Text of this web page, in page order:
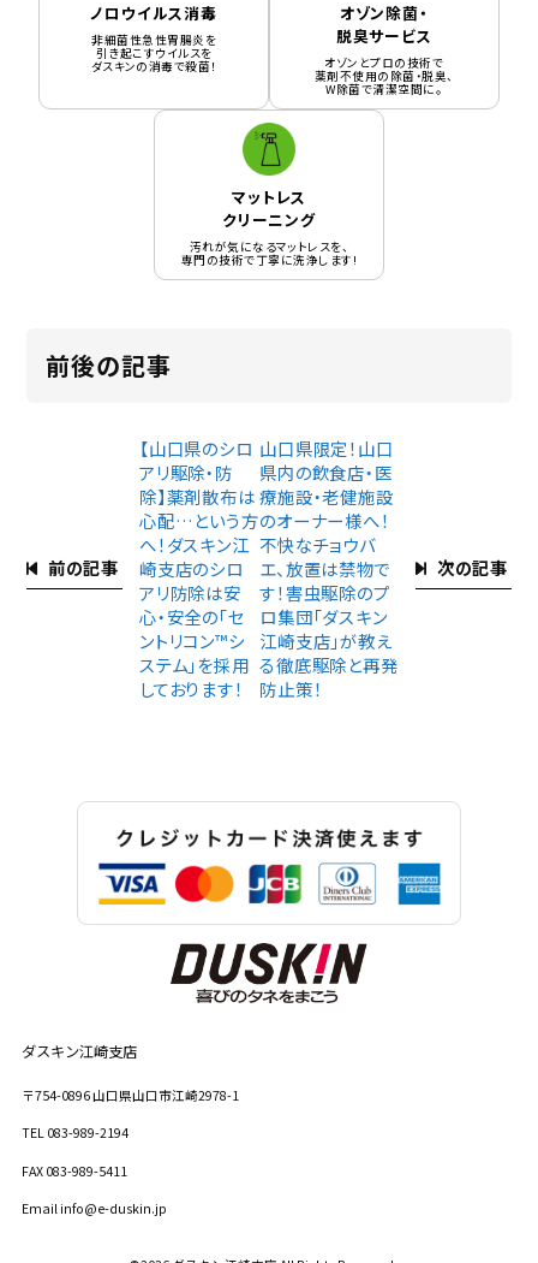
ノロウイルス消毒
非細菌性急性胃腸炎を
引き起こすウイルスを
ダスキンの消毒で殺菌！
オゾン除菌・
脱臭サービス
オゾンとプロの技術で
薬剤不使用の除菌・脱臭、
W除菌で清潔空間に。
マットレス
クリーニング
汚れが気になるマットレスを、
専門の技術で丁寧に洗浄します!
前後の記事
前の記事
【山口県のシロ
アリ駆除・防
除】薬剤散布は
心配…という方
へ！ダスキン江
崎支店のシロ
アリ防除は安
心・安全の「セ
ントリコン™︎シ
ステム」を採用
しております！
次の記事
山口県限定！山口
県内の飲食店・医
療施設・老健施設
のオーナー様へ！
不快なチョウバ
エ、放置は禁物で
す！害虫駆除のプ
ロ集団「ダスキン
江崎支店」が教え
る徹底駆除と再発
防止策！
ダスキン江崎支店
〒754-0896山口県山口市江崎2978-1
TEL 083-989-2194
FAX 083-989-5411
Email info@e-duskin.jp